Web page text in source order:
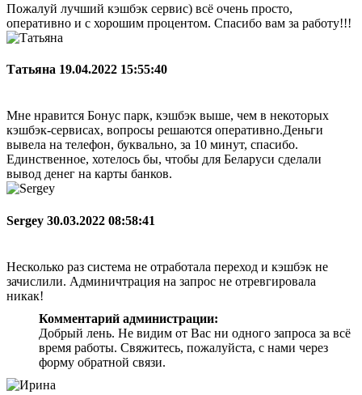
Пожалуй лучший кэшбэк сервис) всё очень просто,
оперативно и с хорошим процентом. Спасибо вам за работу!!!
Татьяна 19.04.2022 15:55:40
Мне нравится Бонус парк, кэшбэк выше, чем в некоторых
кэшбэк-сервисах, вопросы решаются оперативно.Деньги
вывела на телефон, буквально, за 10 минут, спасибо.
Единственное, хотелось бы, чтобы для Беларуси сделали
вывод денег на карты банков.
Sergey 30.03.2022 08:58:41
Несколько раз система не отработала переход и кэшбэк не
зачислили. Админичтрация на запрос не отревгировала
никак!
Комментарий администрации:
Добрый лень. Не видим от Вас ни одного запроса за всё
время работы. Свяжитесь, пожалуйста, с нами через
форму обратной связи.